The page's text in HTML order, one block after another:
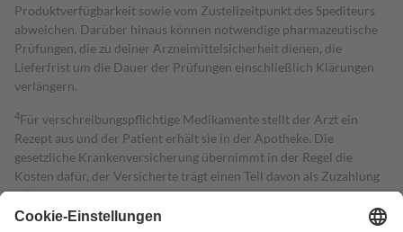
Produktverfügbarkeit sowie vom Zustellzeitpunkt des Spediteurs
abweichen. Darüber hinaus können notwendige pharmazeutische
Prüfungen, die zu deiner Arzneimittelsicherheit dienen, die
Lieferfrist um die Dauer der Prüfungen einschließlich Klärungen
verlängern.
4Für verschreibungspflichtige Medikamente stellt der Arzt ein
Rezept aus und der Patient erhält sie in der Apotheke. Die
gesetzliche Krankenversicherung übernimmt in der Regel die
Kosten dafür, der Versicherte trägt einen Teil davon als Zuzahlung
mit.
Grundsätzlich leisten Mitglieder Zuzahlungen in Höhe von zehn